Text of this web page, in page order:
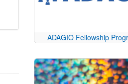
ADAGIO Fellowship